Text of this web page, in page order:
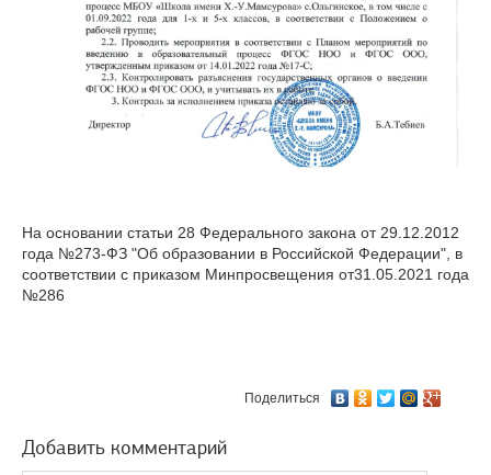
На основании статьи 28 Федерального закона от 29.12.2012
года №273-ФЗ "Об образовании в Российской Федерации", в
соответствии с приказом Минпросвещения от31.05.2021 года
№286
Поделиться
Добавить комментарий